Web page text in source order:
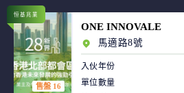
售盤 16
恒基兆業
ONE INNOVALE
馬適路8號
入伙年份
單位數量